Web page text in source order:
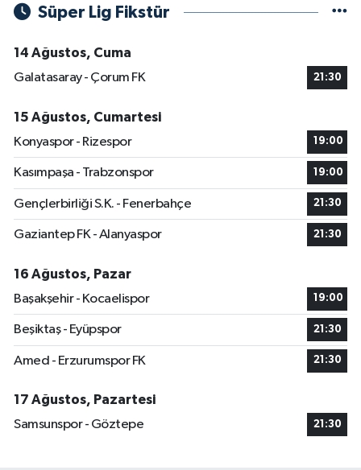
Süper Lig Fikstür
14 Ağustos, Cuma
Galatasaray - Çorum FK
21:30
15 Ağustos, Cumartesi
Konyaspor - Rizespor
19:00
Kasımpaşa - Trabzonspor 19:00
Gençlerbirliği S.K. - Fenerbahçe 21:30
Gaziantep FK - Alanyaspor 21:30
16 Ağustos, Pazar
Başakşehir - Kocaelispor
19:00
Beşiktaş - Eyüpspor 21:30
Amed - Erzurumspor FK 21:30
17 Ağustos, Pazartesi
Samsunspor - Göztepe
21:30